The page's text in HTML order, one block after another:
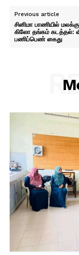
Previous article
சினிமா பாணியில்
கிலோ தங்கம் கடத்தல்:
பணிப்பெண் கைது